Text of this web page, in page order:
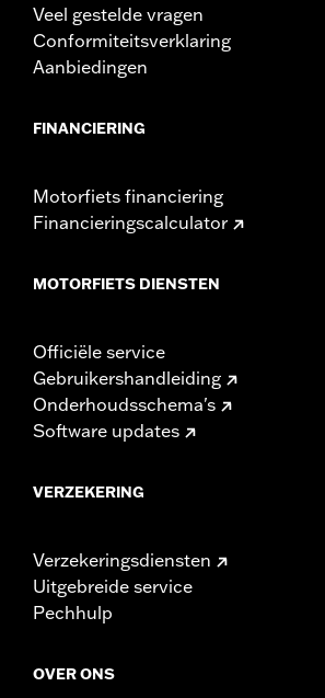
Veel gestelde vragen
Conformiteitsverklaring
Aanbiedingen
FINANCIERING
Motorfiets financiering
Financieringscalculator
MOTORFIETS DIENSTEN
Officiële service
Gebruikershandleiding
Onderhoudsschema's
Software updates
VERZEKERING
Verzekeringsdiensten
Uitgebreide service
Pechhulp
OVER ONS